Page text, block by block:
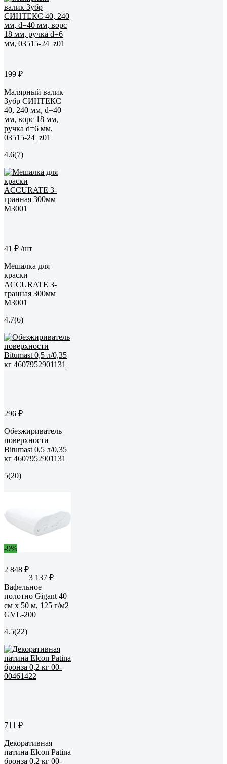
199 ₽
Малярный валик
Зубр СИНТЕКС
40, 240 мм, d=40
мм, ворс 18 мм,
ручка d=6 мм,
03515-24_z01
4.6(7)
41 ₽ /шт
Мешалка для
краски
ACCURATE 3-
гранная 300мм
М3001
4.7(6)
296 ₽
Обезжириватель
поверхности
Bitumast 0,5 л/0,35
кг 4607952901131
5(20)
-9%
2 848 ₽
3 137 ₽
Вафельное
полотно Gigant 40
см х 50 м, 125 г/м2
GVL-200
4.5(22)
711 ₽
Декоративная
патина Elcon Patina
бронза 0,2 кг 00-